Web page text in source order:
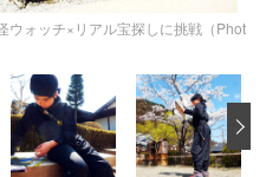
ウォッチ×リアル宝探しに挑戦（Phot